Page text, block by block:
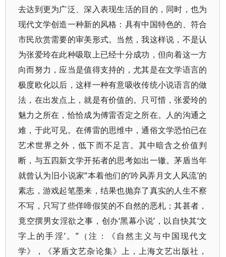
去达到更为广泛、深入表现生活的目的，同时，也为
现代文学创造一种新的风格：具有中国特色的、符合
市民欣赏需要的审美形式。当然，我这样说，不是认
为张爱玲在此种吸取上已经十分成功，但向着这一方
向而努力，应当是值得支持的，尤其是在文学语言的
极度欧化以后，这样一种有意吸收传统小说语言的做
法，在出发点上，就是有价值的。只可惜，张爱玲的
魅力之所在，恰恰成为傅雷否定之所在。人的沟通之
难，于此可见。在傅雷的思维中，通俗文学恐怕已在
艺术世界之外，低下而不足言。其中暗含之价值判
断，与五四新文学开拓者的思考如出一辙。茅盾当年
就曾认为旧小说家“本着他们的‘吟风弄月文人风流’的
素志，游戏起笔墨来，结果也抛弃了真实的人生不察
不写，只写了些佯啼假笑的不自然的恶札；其甚者，
竟空撰男女淫欲之事，创办‘黑幕小说’，以自快其‘文
字上的手淫’。”（注：《自然主义与中国现代文
学》，《茅盾文艺杂论集》上，上海文艺出版社，